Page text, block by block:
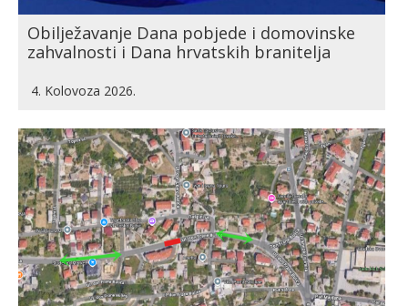
Obilježavanje Dana pobjede i domovinske
zahvalnosti i Dana hrvatskih branitelja
4. Kolovoza 2026.